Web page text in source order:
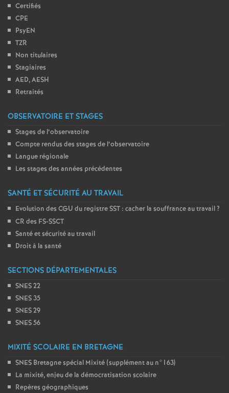
Certifiés
CPE
PsyEN
TZR
Non titulaires
Stagiaires
AED, AESH
Retraités
OBSERVATOIRE ET STAGES
Stages de l’observatoire
Compte rendus des stages de l’observatoire
Langue régionale
Les stages des années précédentes
SANTÉ ET SÉCURITÉ AU TRAVAIL
Evolution des CGU du registre SST : cacher la souffrance au travail?
CR des FS-SSCT
Santé et sécurité au travail
Droit à la santé
SECTIONS DÉPARTEMENTALES
SNES 22
SNES 35
SNES 29
SNES 56
MIXITÉ SCOLAIRE EN BRETAGNE
SNES Bretagne spécial Mixité (supplément au n°163)
La mixité, enjeu de la démocratisation scolaire
Repères géographiques